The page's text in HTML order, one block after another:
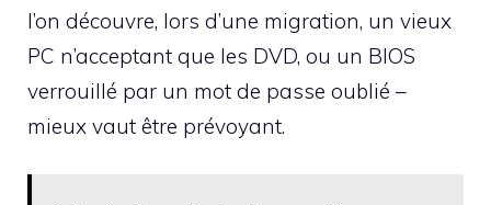
l’on découvre, lors d’une migration, un vieux
PC n’acceptant que les DVD, ou un BIOS
verrouillé par un mot de passe oublié –
mieux vaut être prévoyant.